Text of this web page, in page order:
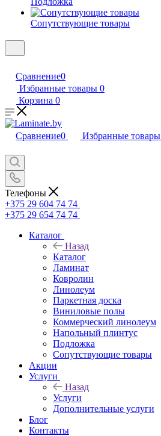
Сопутствующие товары
Сравнение0
Избранные товары 0
Корзина 0
Сравнение0 Избранные товары
Телефоны
+375 29 604 74 74
+375 29 654 74 74
Каталог
Назад
Каталог
Ламинат
Ковролин
Линолеум
Паркетная доска
Виниловые полы
Коммерческий линолеум
Напольный плинтус
Подложка
Сопутствующие товары
Акции
Услуги
Назад
Услуги
Дополнительные услуги
Блог
Контакты